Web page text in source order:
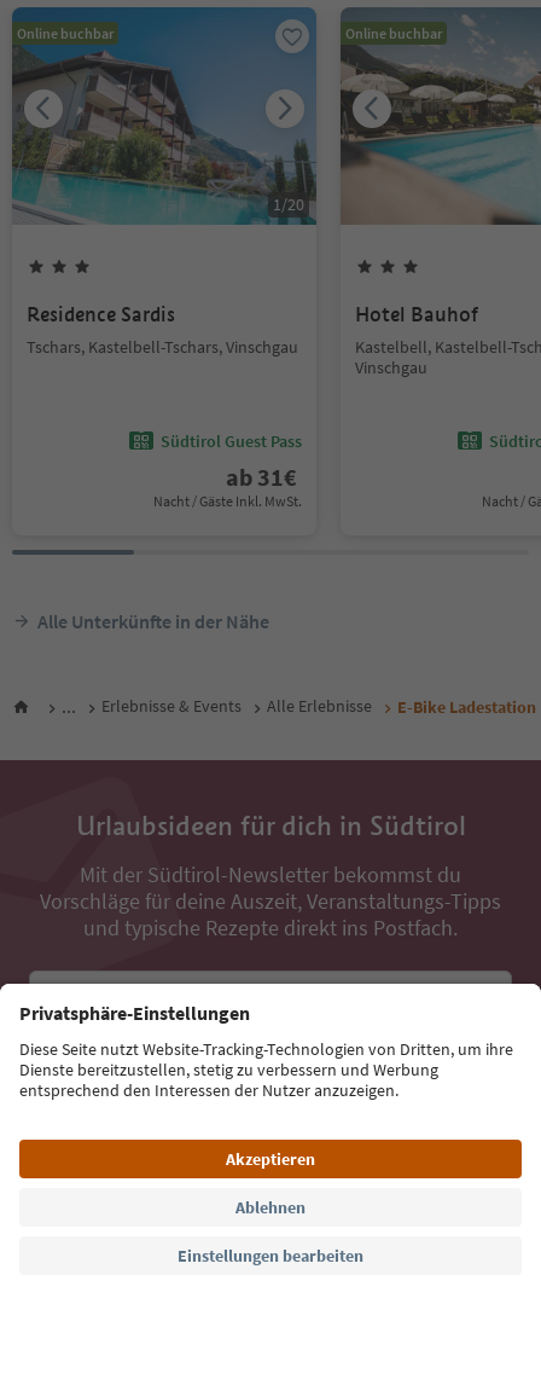
Online buchbar
1/20
Residence Sardis
Tschars, Kastelbell-Tschars, Vinschgau
Südtirol Guest Pass
ab 31€
Nacht / Gäste Inkl. MwSt.
Online buchbar
Hotel Bauhof
Kastelbell, Kastelbell-
Vinschgau
Nacht /
Alle Unterkünfte in der Nähe
... Erlebnisse & Events Alle Erlebnisse E-Bike
Urlaubsideen für dich in Südtirol
Mit der Südtirol-Newsletter bekommst du
Vorschläge für deine Auszeit, Veranstaltungs-Tipps
und typische Rezepte direkt ins Postfach.
Jetzt anmelden